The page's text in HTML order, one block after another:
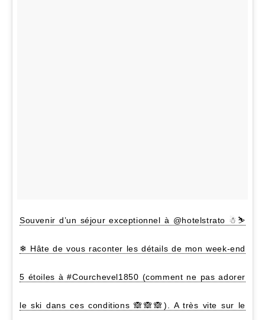
Souvenir d’un séjour exceptionnel à @hotelstrato ☃⛷
❄ Hâte de vous raconter les détails de mon week-end
5 étoiles à #Courchevel1850 (comment ne pas adorer
le ski dans ces conditions 🙈🙈🙈). A très vite sur le